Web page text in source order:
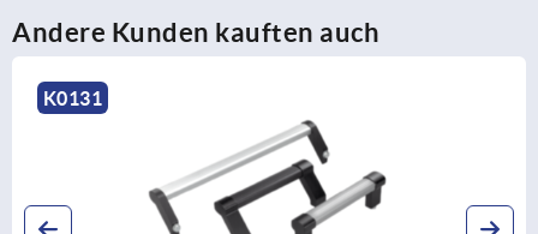
Andere Kunden kauften auch